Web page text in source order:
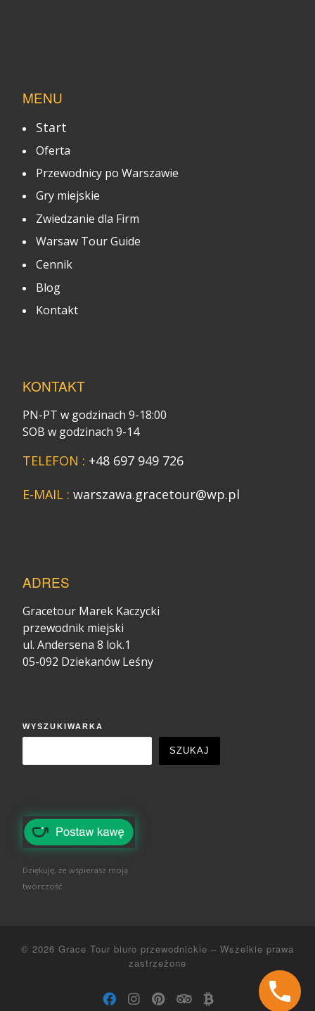
MENU
Start
Oferta
Przewodnicy po Warszawie
Gry miejskie
Zwiedzanie dla Firm
Warsaw Tour Guide
Cennik
Blog
Kontakt
KONTAKT
PN-PT w godzinach 9-18:00
SOB w godzinach 9-14
TELEFON : +48 697 949 726
E-MAIL : warszawa.gracetour@wp.pl
ADRES
Gracetour Marek Kaczycki
przewodnik miejski
ul. Andersena 8 lok.1
05-092 Dziekanów Leśny
WYSZUKIWARKA
SZUKAJ
Dziękuję, że wspierasz moją
twórczość
© 2026 Grace Tour biuro przewodnickie – Wszelkie prawa
zastrzeżone